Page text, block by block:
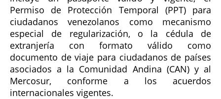
Permiso de Protección Temporal (PPT) para
ciudadanos venezolanos como mecanismo
especial de regularización, o la cédula de
extranjería con formato válido como
documento de viaje para ciudadanos de países
asociados a la Comunidad Andina (CAN) y al
Mercosur, conforme a los acuerdos
internacionales vigentes.